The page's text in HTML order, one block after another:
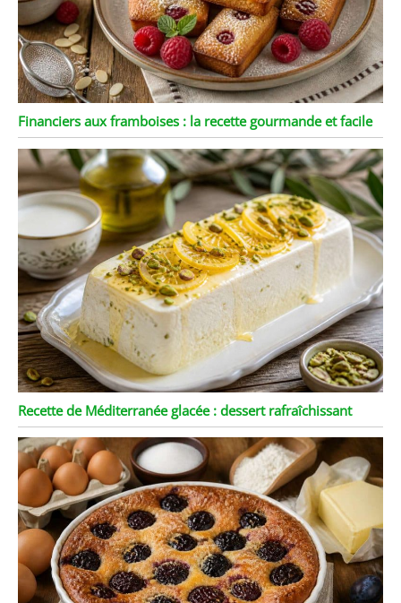
Financiers aux framboises : la recette gourmande et facile
Recette de Méditerranée glacée : dessert rafraîchissant